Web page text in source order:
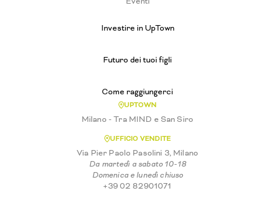
Investire in UpTown
Futuro dei tuoi figli
Come raggiungerci
UPTOWN
Milano - Tra MIND e San Siro
UFFICIO VENDITE
Via Pier Paolo Pasolini 3, Milano
Da martedì a sabato 10-18
Domenica e lunedì chiuso
+39 02 82901071